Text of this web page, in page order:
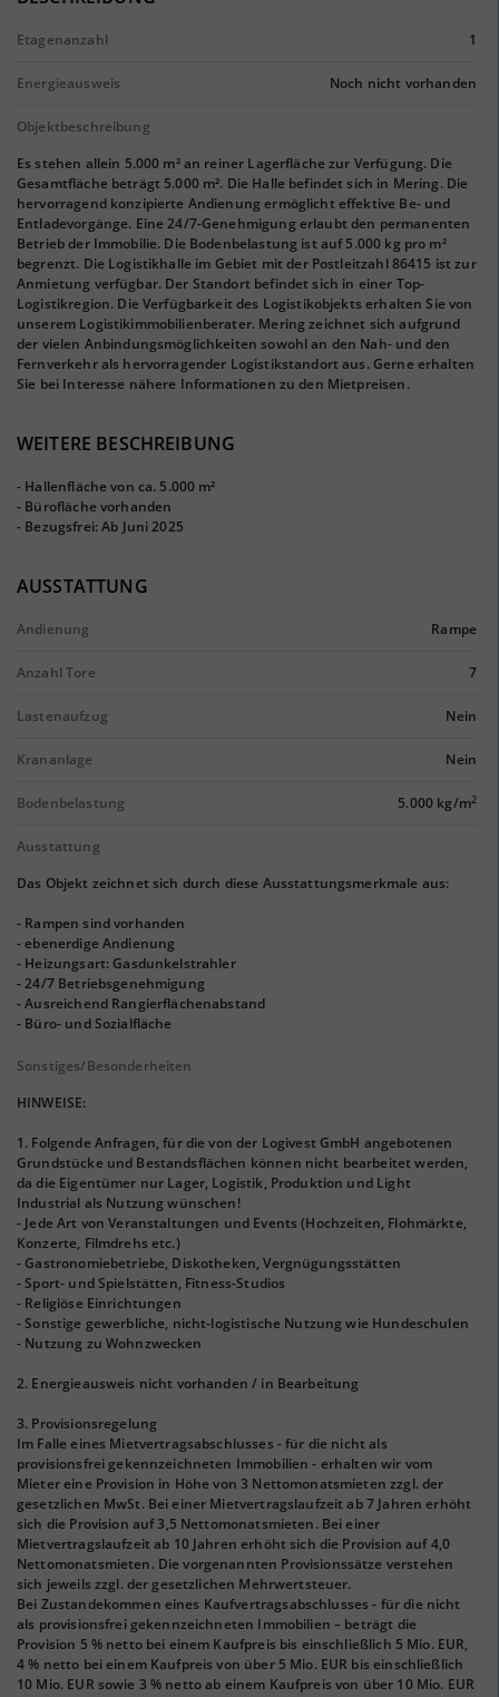
Etagenanzahl 1
Energieausweis Noch nicht vorhanden
Objektbeschreibung
Es stehen allein 5.000 m² an reiner Lagerfläche zur Verfügung. Die
Gesamtfläche beträgt 5.000 m². Die Halle befindet sich in Mering. Die
hervorragend konzipierte Andienung ermöglicht effektive Be- und
Entladevorgänge. Eine 24/7-Genehmigung erlaubt den permanenten
Betrieb der Immobilie. Die Bodenbelastung ist auf 5.000 kg pro m²
begrenzt. Die Logistikhalle im Gebiet mit der Postleitzahl 86415 ist zur
Anmietung verfügbar. Der Standort befindet sich in einer Top-
Logistikregion. Die Verfügbarkeit des Logistikobjekts erhalten Sie von
unserem Logistikimmobilienberater. Mering zeichnet sich aufgrund
der vielen Anbindungsmöglichkeiten sowohl an den Nah- und den
Fernverkehr als hervorragender Logistikstandort aus. Gerne erhalten
Sie bei Interesse nähere Informationen zu den Mietpreisen.
WEITERE BESCHREIBUNG
- Hallenfläche von ca. 5.000 m²
- Bürofläche vorhanden
- Bezugsfrei: Ab Juni 2025
AUSSTATTUNG
Andienung Rampe
Anzahl Tore 7
Lastenaufzug Nein
Krananlage Nein
Bodenbelastung 5.000 kg/m2
Ausstattung
Das Objekt zeichnet sich durch diese Ausstattungsmerkmale aus:
- Rampen sind vorhanden
- ebenerdige Andienung
- Heizungsart: Gasdunkelstrahler
- 24/7 Betriebsgenehmigung
- Ausreichend Rangierflächenabstand
- Büro- und Sozialfläche
Sonstiges/Besonderheiten
HINWEISE:
1. Folgende Anfragen, für die von der Logivest GmbH angebotenen
Grundstücke und Bestandsflächen können nicht bearbeitet werden,
da die Eigentümer nur Lager, Logistik, Produktion und Light
Industrial als Nutzung wünschen!
- Jede Art von Veranstaltungen und Events (Hochzeiten, Flohmärkte,
Konzerte, Filmdrehs etc.)
- Gastronomiebetriebe, Diskotheken, Vergnügungsstätten
- Sport- und Spielstätten, Fitness-Studios
- Religiöse Einrichtungen
- Sonstige gewerbliche, nicht-logistische Nutzung wie Hundeschulen
- Nutzung zu Wohnzwecken
2. Energieausweis nicht vorhanden / in Bearbeitung
3. Provisionsregelung
Im Falle eines Mietvertragsabschlusses - für die nicht als
provisionsfrei gekennzeichneten Immobilien - erhalten wir vom
Mieter eine Provision in Höhe von 3 Nettomonatsmieten zzgl. der
gesetzlichen MwSt. Bei einer Mietvertragslaufzeit ab 7 Jahren erhöht
sich die Provision auf 3,5 Nettomonatsmieten. Bei einer
Mietvertragslaufzeit ab 10 Jahren erhöht sich die Provision auf 4,0
Nettomonatsmieten. Die vorgenannten Provisionssätze verstehen
sich jeweils zzgl. der gesetzlichen Mehrwertsteuer.
Bei Zustandekommen eines Kaufvertragsabschlusses - für die nicht
als provisionsfrei gekennzeichneten Immobilien – beträgt die
Provision 5 % netto bei einem Kaufpreis bis einschließlich 5 Mio. EUR,
4 % netto bei einem Kaufpreis von über 5 Mio. EUR bis einschließlich
10 Mio. EUR sowie 3 % netto ab einem Kaufpreis von über 10 Mio. EUR